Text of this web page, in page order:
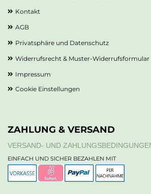
Kontakt
AGB
Privatsphäre und Datenschutz
Widerrufsrecht & Muster-Widerrufsformular
Impressum
Cookie Einstellungen
ZAHLUNG & VERSAND
VERSAND- UND
EINFACH UND SICHER BEZAHLEN MIT